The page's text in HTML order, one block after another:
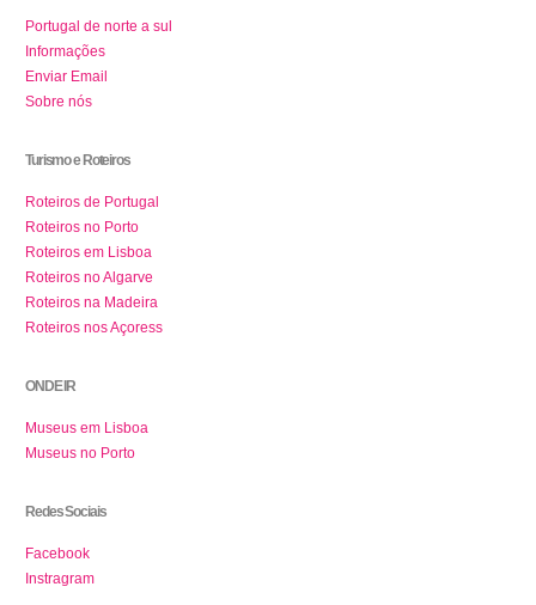
Portugal de norte a sul
Informações
Enviar Email
Sobre nós
Turismo e Roteiros
Roteiros de Portugal
Roteiros no Porto
Roteiros em Lisboa
Roteiros no Algarve
Roteiros na Madeira
Roteiros nos Açoress
ONDE IR
Museus em Lisboa
Museus no Porto
Redes Sociais
Facebook
Instragram